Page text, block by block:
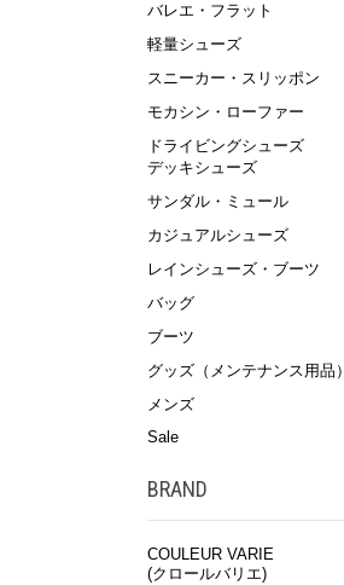
バレエ・フラット
軽量シューズ
スニーカー・スリッポン
モカシン・ローファー
ドライビングシューズ
デッキシューズ
サンダル・ミュール
カジュアルシューズ
レインシューズ・ブーツ
バッグ
ブーツ
グッズ（メンテナンス用品）
メンズ
Sale
BRAND
COULEUR VARIE
(クロールバリエ)